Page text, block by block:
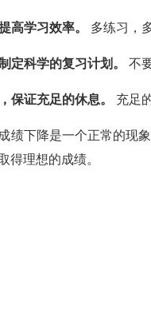
高学习效率。 多练习，
定科学的复习计划。 不
保证充足的休息。 充足
绩下降是一个正常的现
得理想的成绩。